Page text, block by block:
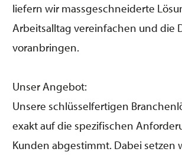
liefern wir massgeschneiderte
Arbeitsalltag vereinfachen und die
voranbringen.
Unser Angebot:
Unsere schlüsselfertigen
exakt auf die spezifischen
Kunden abgestimmt. Dabei setzen